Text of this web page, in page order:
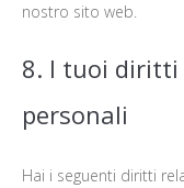
nostro sito web.
8. I tuoi diritti
personali
Hai i seguenti diritti